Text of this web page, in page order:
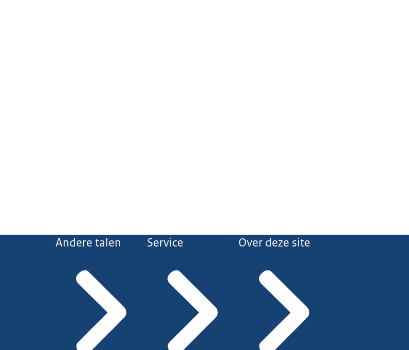
Andere talen Service Over deze site